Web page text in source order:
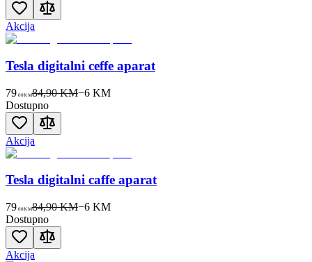
Akcija
Tesla digitalni ceffe aparat
79 00KM84,90 KM−6KM
Dostupno
Akcija
Tesla digitalni caffe aparat
79 00KM84,90 KM−6KM
Dostupno
Akcija